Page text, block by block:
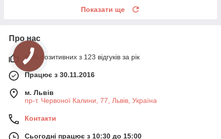
Показати ще
Про нас
95% позитивних з 123 відгуків за рік
Працює з 30.11.2016
м. Львів
пр-т. Червоної Калини, 77, Львів, Україна
Контакти
Сьогодні працює з 10:30 до 15:00